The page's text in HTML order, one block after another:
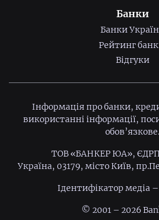
Банки
Банки
Рейтинг
Відгуки
Інформація про банки,
використанні інформації,
обов’язкове.
ТОВ «БАНКЕР ЮА»,
Україна, 03179, місто Київ,
Ідентифiкатор медiа
© 2001 – 2026